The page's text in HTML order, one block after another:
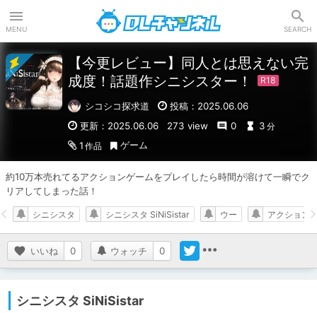
MENU SEARCH
【今更レビュー】同人とは思えない完
成度！話題作シニシスター！
シコシコ探求道
投稿：2025.06.06
更新：2025.06.06
273 view 0 3 分
1 作品 ゲーム
約10万本売れてるアクションゲームをプレイしたら時間が溶けて一瞬でク
リアしてしまった話！
いいね 0 ウォッチ 0
シニシスタ シニシスタ SiNiSistar ウー アクション
シニシスタ SiNiSistar